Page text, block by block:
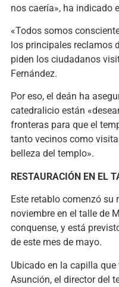
nos caería», ha indicado
«Todos somos
los principales reclamos
piden los ciudadanos
Fernández.
Por eso, el deán ha
catedralicio están
fronteras para que el
tanto vecinos como
belleza del templo».
RESTAURACIÓN EN EL
Este retablo comenzó su
noviembre en el talle de
conquense, y está
de este mes de mayo.
Ubicado en la capilla
Asunción, el director del